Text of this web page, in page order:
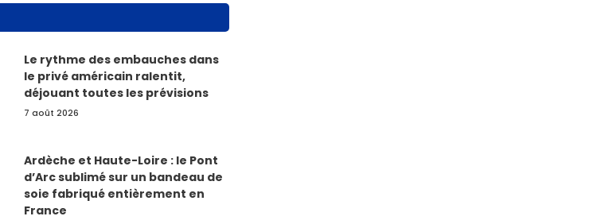
Le rythme des embauches dans
le privé américain ralentit,
déjouant toutes les prévisions
7 août 2026
Ardèche et Haute-Loire : le Pont
d’Arc sublimé sur un bandeau de
soie fabriqué entièrement en
France